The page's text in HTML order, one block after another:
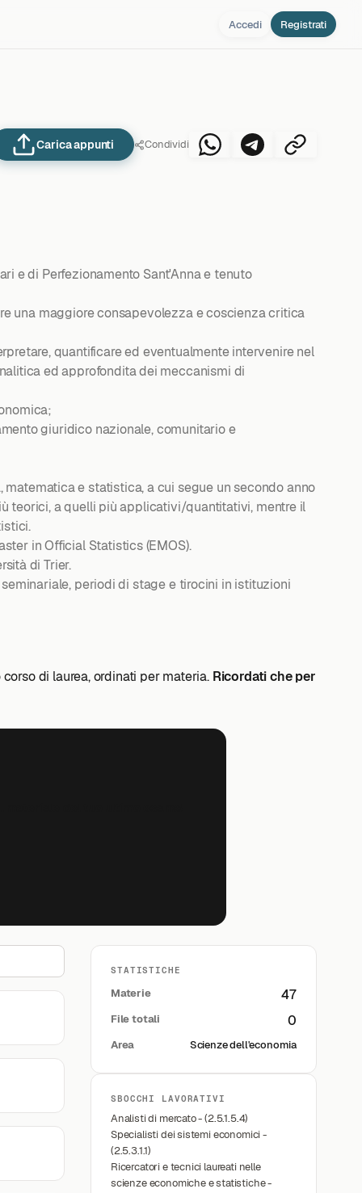
Accedi Registrati
Carica appunti Condividi
e di Perfezionamento Sant'Anna e tenuto
una maggiore consapevolezza e coscienza critica
quantificare ed eventualmente intervenire nel
ed approfondita dei meccanismi di
giuridico nazionale, comunitario e
e statistica, a cui segue un secondo anno
teorici, a quelli più applicativi/quantitativi, mentre il
in Official Statistics (EMOS).
di Trier.
periodi di stage e tirocini in istituzioni
di laurea, ordinati per materia. Ricordati che per
STATISTICHE
Materie 47
File totali 0
Area Scienze dell'economia
SBOCCHI LAVORATIVI
Analisti di mercato - (2.5.1.5.4)
Specialisti dei sistemi economici -
(2.5.3.1.1)
Ricercatori e tecnici laureati nelle
scienze economiche e statistiche -